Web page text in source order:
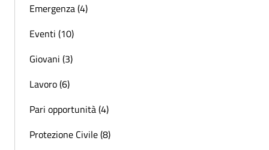
Emergenza (4)
Eventi (10)
Giovani (3)
Lavoro (6)
Pari opportunità (4)
Protezione Civile (8)